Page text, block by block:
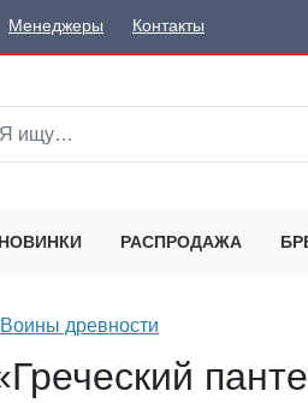
Менеджеры Контакты
НОВИНКИ РАСПРОДАЖА
Воины древности